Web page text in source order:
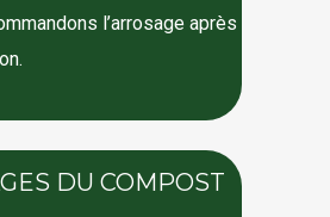
l’arrosage après
DU COMPOST